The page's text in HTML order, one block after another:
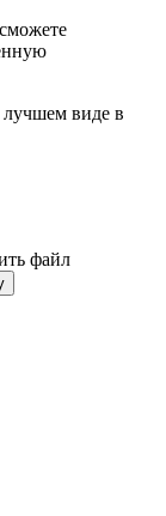
лучшем виде в
файл